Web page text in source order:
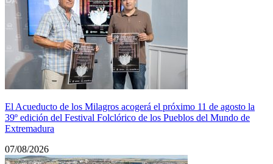
El Acueducto de los Milagros acogerá el próximo 11 de agosto la
39º edición del Festival Folclórico de los Pueblos del Mundo de
Extremadura
07/08/2026